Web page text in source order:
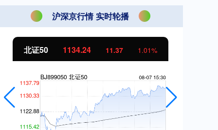
沪深京行情 实时轮播
北证50 1134.24 11.37 1.01%